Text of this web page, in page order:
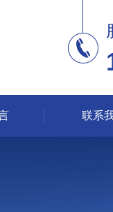
联系